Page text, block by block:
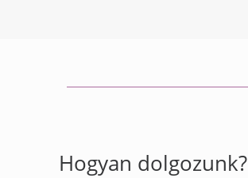
Hogyan dolgozunk?